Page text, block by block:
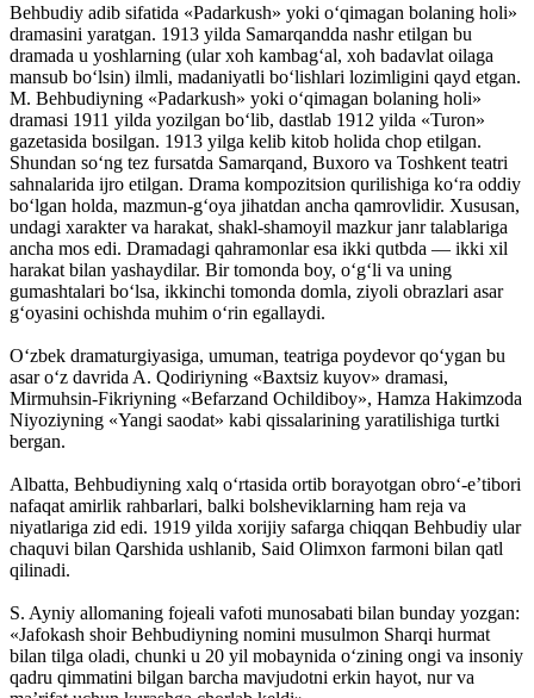
Behbudiy adib sifatida «Padarkush» yoki o‘qimagan bolaning holi»
dramasini yaratgan. 1913 yilda Samarqandda nashr etilgan bu
dramada u yoshlarning (ular xoh kambag‘al, xoh badavlat oilaga
mansub bo‘lsin) ilmli, madaniyatli bo‘lishlari lozimligini qayd etgan.
M. Behbudiyning «Padarkush» yoki o‘qimagan bolaning holi»
dramasi 1911 yilda yozilgan bo‘lib, dastlab 1912 yilda «Turon»
gazetasida bosilgan. 1913 yilga kelib kitob holida chop etilgan.
Shundan so‘ng tez fursatda Samarqand, Buxoro va Toshkent teatri
sahnalarida ijro etilgan. Drama kompozitsion qurilishiga ko‘ra oddiy
bo‘lgan holda, mazmun-g‘oya jihatdan ancha qamrovlidir. Xususan,
undagi xarakter va harakat, shakl-shamoyil mazkur janr talablariga
ancha mos edi. Dramadagi qahramonlar esa ikki qutbda — ikki xil
harakat bilan yashaydilar. Bir tomonda boy, o‘g‘li va uning
gumashtalari bo‘lsa, ikkinchi tomonda domla, ziyoli obrazlari asar
g‘oyasini ochishda muhim o‘rin egallaydi.
O‘zbek dramaturgiyasiga, umuman, teatriga poydevor qo‘ygan bu
asar o‘z davrida A. Qodiriyning «Baxtsiz kuyov» dramasi,
Mirmuhsin-Fikriyning «Befarzand Ochildiboy», Hamza Hakimzoda
Niyoziyning «Yangi saodat» kabi qissalarining yaratilishiga turtki
bergan.
Albatta, Behbudiyning xalq o‘rtasida ortib borayotgan obro‘-e’tibori
nafaqat amirlik rahbarlari, balki bolsheviklarning ham reja va
niyatlariga zid edi. 1919 yilda xorijiy safarga chiqqan Behbudiy ular
chaquvi bilan Qarshida ushlanib, Said Olimxon farmoni bilan qatl
qilinadi.
S. Ayniy allomaning fojeali vafoti munosabati bilan bunday yozgan:
«Jafokash shoir Behbudiyning nomini musulmon Sharqi hurmat
bilan tilga oladi, chunki u 20 yil mobaynida o‘zining ongi va insoniy
qadru qimmatini bilgan barcha mavjudotni erkin hayot, nur va